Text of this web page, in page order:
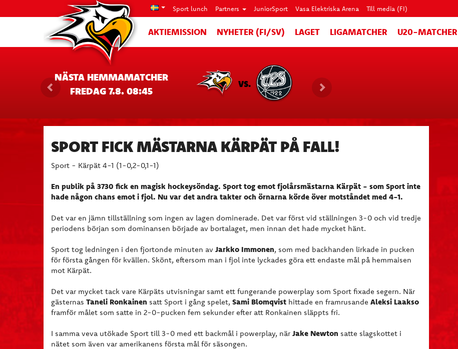
Sport lunch Partners JuniorSport Vasa Elektriska Arena Till media (FI)
AKTIEMISSION NYHETER (FI/SV) LAGET LIGAMATCHER U20-MATCHER
NÄSTA HEMMAMATCHER
FREDAG 7.8. 08:45
VS.
SPORT FICK MÄSTARNA KÄRPÄT PÅ FALL!
Sport - Kärpät 4-1 (1-0,2-0,1-1)
En publik på 3730 fick en magisk hockeysöndag. Sport tog emot fjolårsmästarna Kärpät - som Sport inte
hade någon chans emot i fjol. Nu var det andra takter och örnarna körde över motståndet med 4-1.
Det var en jämn tillställning som ingen av lagen dominerade. Det var först vid ställningen 3-0 och vid tredje
periodens början som dominansen började av bortalaget, men innan det hade mycket hänt.
Sport tog ledningen i den fjortonde minuten av Jarkko Immonen, som med backhanden lirkade in pucken
för första gången för kvällen. Skönt, eftersom man i fjol inte lyckades göra ett endaste mål på hemmaisen
mot Kärpät.
Det var mycket tack vare Kärpäts utvisningar samt ett fungerande powerplay som Sport fixade segern. När
gästernas Taneli Ronkainen satt Sport i gång spelet, Sami Blomqvist hittade en framrusande Aleksi Laakso
framför målet som satte in 2-0-pucken fem sekunder efter att Ronkainen släppts fri.
I samma veva utökade Sport till 3-0 med ett backmål i powerplay, när Jake Newton satte slagskottet i
nätet som även var amerikanens första mål för säsongen.